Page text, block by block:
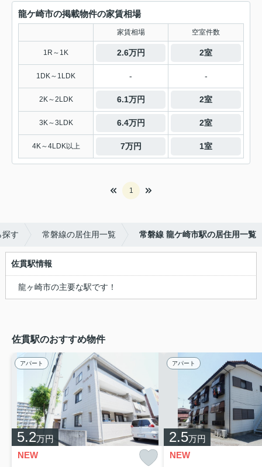
龍ケ崎市の掲載物件の家賃相場
家賃相場 空室件数
1R～1K 2.6万円 2室
1DK～1LDK - -
2K～2LDK 6.1万円 2室
3K～3LDK 6.4万円 2室
4K～4LDK以上 7万円 1室
1
探す 常磐線の居住用一覧 常磐線 龍ケ崎市駅の居住用一覧
佐貫駅情報
龍ヶ崎市の主要な駅です！
佐貫駅のおすすめ物件
アパート
5.2万円
NEW
アパート
2.5万円
NEW